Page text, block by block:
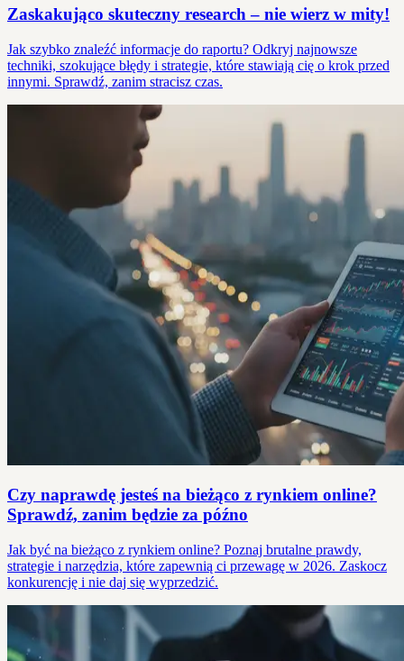
Zaskakująco skuteczny research – nie wierz w mity!
Jak szybko znaleźć informacje do raportu? Odkryj najnowsze
techniki, szokujące błędy i strategie, które stawiają cię o krok przed
innymi. Sprawdź, zanim stracisz czas.
Czy naprawdę jesteś na bieżąco z rynkiem online?
Sprawdź, zanim będzie za późno
Jak być na bieżąco z rynkiem online? Poznaj brutalne prawdy,
strategie i narzędzia, które zapewnią ci przewagę w 2026. Zaskocz
konkurencję i nie daj się wyprzedzić.